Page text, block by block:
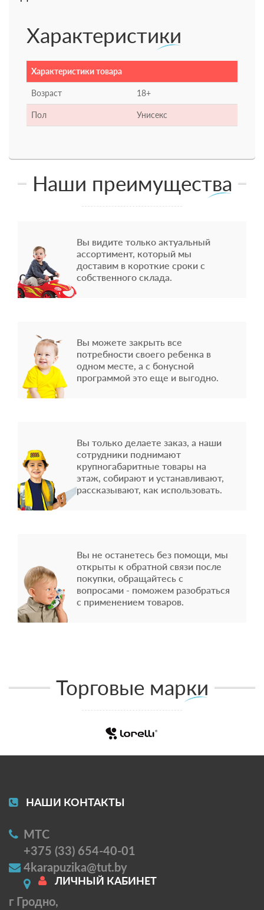
Характеристики
Характеристики товара
Возраст 18+
Пол Унисекс
Наши преимущества
Вы видите только актуальный
ассортимент, который мы
доставим в короткие сроки с
собственного склада.
Вы можете закрыть все
потребности своего ребенка в
одном месте, а с бонусной
программой это еще и выгодно.
Вы только делаете заказ, а наши
сотрудники поднимают
крупногабаритные товары на
этаж, собирают и устанавливают,
рассказывают, как использовать.
Вы не останетесь без помощи, мы
открыты к обратной связи после
покупки, обращайтесь с
вопросами - поможем разобраться
с применением товаров.
Торговые марки
НАШИ КОНТАКТЫ
МТС
+375 (33) 654-40-01
4karapuzika@tut.by
г Гродно,
ЛИЧНЫЙ КАБИНЕТ